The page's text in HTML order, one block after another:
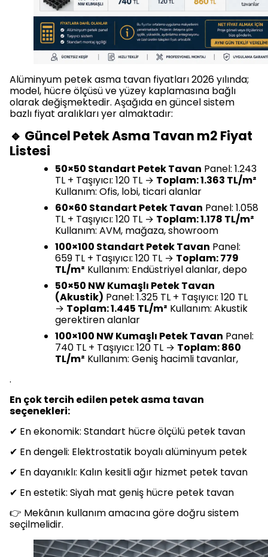
Alüminyum petek asma tavan fiyatları 2026 yılında;
model, hücre ölçüsü ve yüzey kaplamasına bağlı
olarak değişmektedir. Aşağıda en güncel sistem
bazlı fiyat aralıkları yer almaktadır:
🔹 Güncel Petek Asma Tavan m2 Fiyat
Listesi
50×50 Standart Petek Tavan Panel: 1.243
TL + Taşıyıcı: 120 TL → Toplam: 1.363 TL/m²
Kullanım: Ofis, lobi, ticari alanlar
60×60 Standart Petek Tavan Panel: 1.058
TL + Taşıyıcı: 120 TL → Toplam: 1.178 TL/m²
Kullanım: AVM, mağaza, showroom
100×100 Standart Petek Tavan Panel:
659 TL + Taşıyıcı: 120 TL → Toplam: 779
TL/m² Kullanım: Endüstriyel alanlar, depo
50×50 NW Kumaşlı Petek Tavan
(Akustik) Panel: 1.325 TL + Taşıyıcı: 120 TL
→ Toplam: 1.445 TL/m² Kullanım: Akustik
gerektiren alanlar
100×100 NW Kumaşlı Petek Tavan Panel:
740 TL + Taşıyıcı: 120 TL → Toplam: 860
TL/m² Kullanım: Geniş hacimli tavanlar,
.
En çok tercih edilen petek asma tavan
seçenekleri:
✔ En ekonomik: Standart hücre ölçülü petek tavan
✔ En dengeli: Elektrostatik boyalı alüminyum petek
✔ En dayanıklı: Kalın kesitli ağır hizmet petek tavan
✔ En estetik: Siyah mat geniş hücre petek tavan
👉 Mekânın kullanım amacına göre doğru sistem
seçilmelidir.